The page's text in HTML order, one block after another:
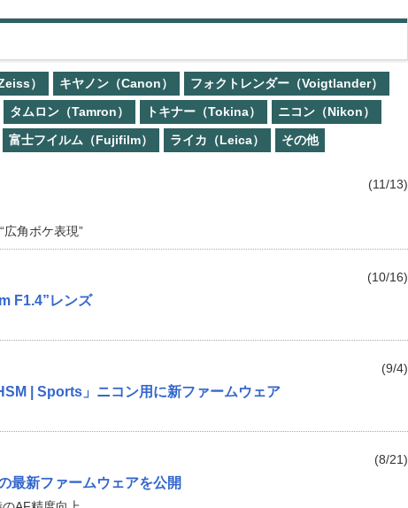
） キヤノン（Canon）
フォクトレンダー（Voigtlander）
タムロン（Tamron） トキナー（Tokina）
ニコン（Nikon）
富士フイルム（Fujifilm） ライカ（Leica） その他
(11/13)
角ボケ表現”
(10/16)
F1.4”レンズ
(9/4)
| Sports」ニコン用に新ファームウェア
(8/21)
最新ファームウェアを公開